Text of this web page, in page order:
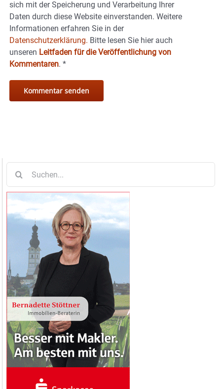
sich mit der Speicherung und Verarbeitung Ihrer
Daten durch diese Website einverstanden. Weitere
Informationen erfahren Sie in der
Datenschutzerklärung. Bitte lesen Sie hier auch
unseren Leitfaden für die Veröffentlichung von
Kommentaren. *
nach: